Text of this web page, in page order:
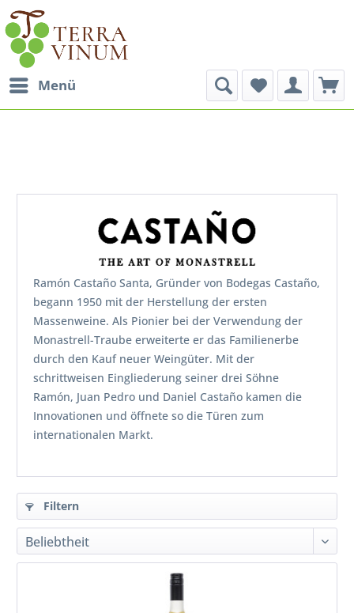
Menü
Ramón Castaño Santa, Gründer von Bodegas Castaño,
begann 1950 mit der Herstellung der ersten
Massenweine. Als Pionier bei der Verwendung der
Monastrell-Traube erweiterte er das Familienerbe
durch den Kauf neuer Weingüter. Mit der
schrittweisen Eingliederung seiner drei Söhne
Ramón, Juan Pedro und Daniel Castaño kamen die
Innovationen und öffnete so die Türen zum
internationalen Markt.
Filtern